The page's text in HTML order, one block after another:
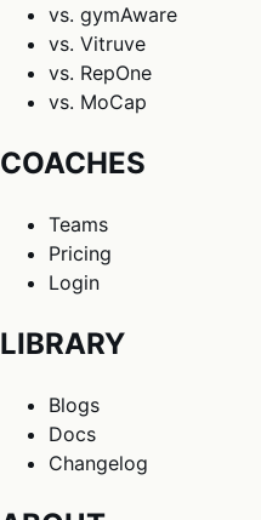
vs. gymAware
vs. Vitruve
vs. RepOne
vs. MoCap
COACHES
Teams
Pricing
Login
LIBRARY
Blogs
Docs
Changelog